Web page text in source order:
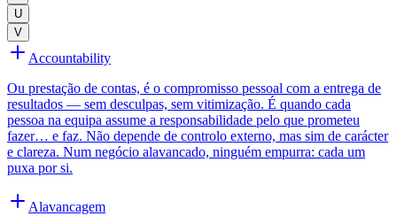
U
V
Accountability
Ou prestação de contas, é o compromisso pessoal com a entrega de
resultados — sem desculpas, sem vitimização. É quando cada
pessoa na equipa assume a responsabilidade pelo que prometeu
fazer… e faz. Não depende de controlo externo, mas sim de carácter
e clareza. Num negócio alavancado, ninguém empurra: cada um
puxa por si.
Alavancagem